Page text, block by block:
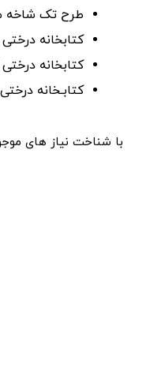
طرح تک شاخه
کتابخانه
کتابخانه
کتابـخانه
با شناخت نیاز های